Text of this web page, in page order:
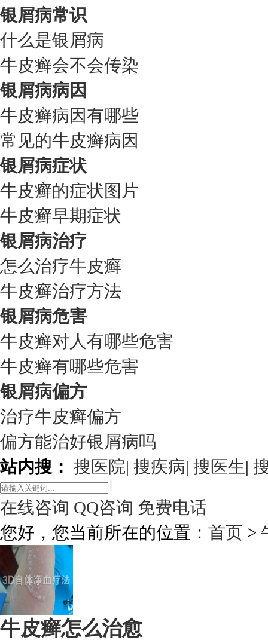
银屑病常识
什么是银屑病
牛皮癣会不会传染
银屑病病因
牛皮癣病因有哪些
常见的牛皮癣病因
银屑病症状
牛皮癣的症状图片
牛皮癣早期症状
银屑病治疗
怎么治疗牛皮癣
牛皮癣治疗方法
银屑病危害
牛皮癣对人有哪些危害
牛皮癣有哪些危害
银屑病偏方
治疗牛皮癣偏方
偏方能治好银屑病吗
站内搜： 搜医院| 搜疾病| 搜医生|
在线咨询 QQ咨询 免费电话
您好，您当前所在的位置： 首页 >
牛皮癣怎么治愈